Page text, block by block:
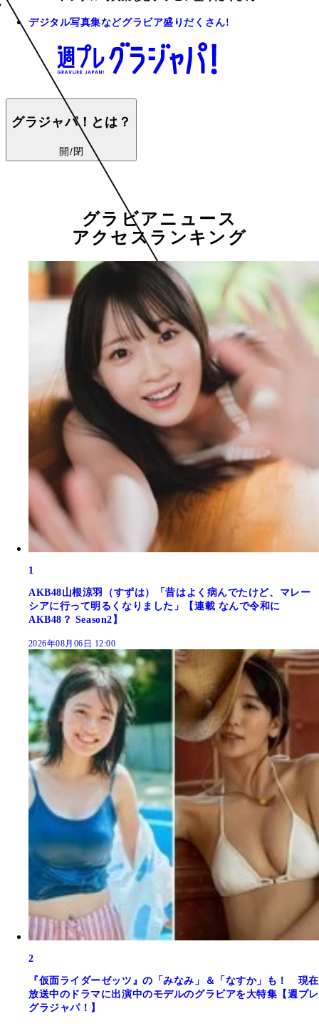
デジタル写真集などグラビア盛りだくさん!
グラジャパ！とは？
開/閉
グラビアニュース
アクセスランキング
1
AKB48山根涼羽（すずは）「昔はよく病んでたけど、マレー
シアに行って明るくなりました」【連載 なんで令和に
AKB48？ Season2】
2026年08月06日 12:00
2
『仮面ライダーゼッツ』の「みなみ」＆「なすか」も！ 現在
放送中のドラマに出演中のモデルのグラビアを大特集【週プレ
グラジャパ！】